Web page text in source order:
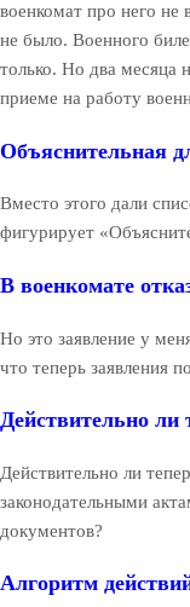
военкомат про него не
не было. Военного
только. Но два месяца
приеме на работу
Объяснительная
Вместо этого дали
фигурирует
В военкомате
Но это заявление у
что теперь заявления
Действительно ли
Действительно ли
законодательными
документов?
Алгоритм